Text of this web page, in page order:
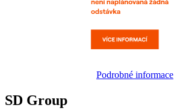
Podrobné informace
SD Group